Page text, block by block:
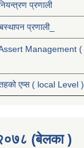
प्रणाली
प्रणाली_
Management (
एप्स ( local Level )
(बेलका )